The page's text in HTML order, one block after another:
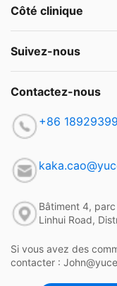
Côté clinique
Suivez-nous
Contactez-nous
+86
Bâtiment 4,
Linhui Road,
Si vous avez des
contacter :